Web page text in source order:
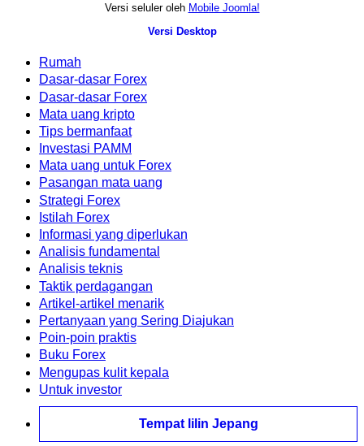
Versi seluler oleh Mobile Joomla!
Versi Desktop
Rumah
Dasar-dasar Forex
Dasar-dasar Forex
Mata uang kripto
Tips bermanfaat
Investasi PAMM
Mata uang untuk Forex
Pasangan mata uang
Strategi Forex
Istilah Forex
Informasi yang diperlukan
Analisis fundamental
Analisis teknis
Taktik perdagangan
Artikel-artikel menarik
Pertanyaan yang Sering Diajukan
Poin-poin praktis
Buku Forex
Mengupas kulit kepala
Untuk investor
Tempat lilin Jepang